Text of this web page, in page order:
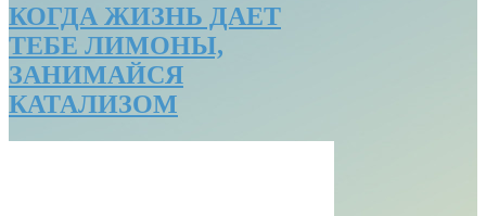
КОГДА ЖИЗНЬ ДАЕТ
ТЕБЕ ЛИМОНЫ,
ЗАНИМАЙСЯ
КАТАЛИЗОМ